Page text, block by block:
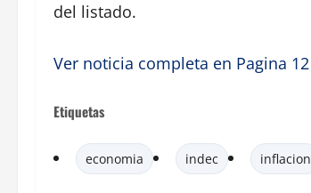
del listado.
Ver noticia completa en Pagina 12
Etiquetas
economia indec inflacion